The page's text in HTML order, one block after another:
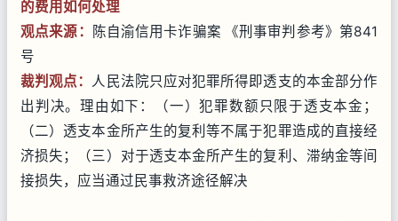
的费用如何处理
观点来源：
陈自渝信用卡诈骗案 《刑事审判参考》第841
号
裁判观点： 人民法院只应对犯罪所得即透支的本金部分作
出判决。理由如下：（一）犯罪数额只限于透支本金；
（二）透支本金所产生的复利等不属于犯罪造成的直接经
济损失；（三）对于透支本金所产生的复利、滞纳金等间
接损失，应当通过民事救济途径解决